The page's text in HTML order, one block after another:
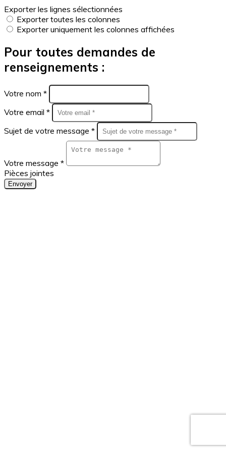
Exporter les lignes sélectionnées
Exporter toutes les colonnes
Exporter uniquement les colonnes affichées
Pour toutes demandes de
renseignements :
Votre nom *
Votre email *
Sujet de votre message *
Votre message *
Pièces jointes
Envoyer